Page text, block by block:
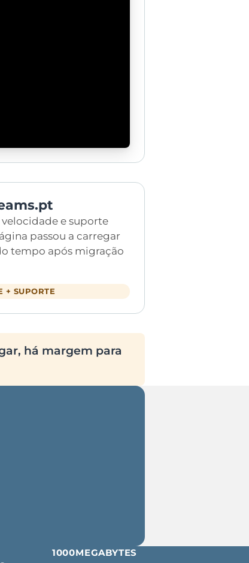
e suporte
passou a carregar
tempo após migração
+ SUPORTE
há margem para
1000MEGABYTES